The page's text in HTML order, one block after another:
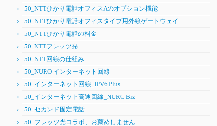
50_NTTひかり電話オフィスAのオプション機能
50_NTTひかり電話オフィスタイプ用外線ゲートウェイ
50_NTTひかり電話の料金
50_NTTフレッツ光
50_NTT回線の仕組み
50_NURO インターネット回線
50_インターネット回線_IPV6 Plus
50_インターネット高速回線_NURO Biz
50_セカンド固定電話
50_フレッツ光コラボ、お薦めしません